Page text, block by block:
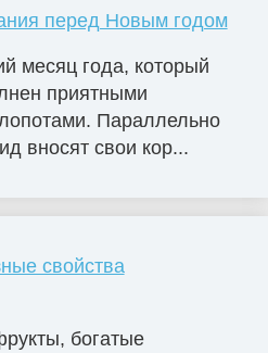
перед Новым годом
месяц года, который
приятными
Параллельно
вносят свои кор...
свойства
богатые